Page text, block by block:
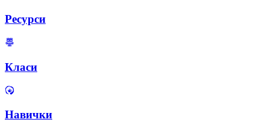
Ресурси
Класи
Навички